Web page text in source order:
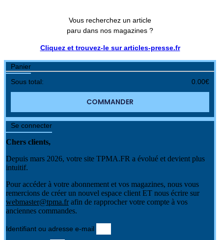
Vous recherchez un article
paru dans nos magazines ?
Cliquez et trouvez-le sur articles-presse.fr
Panier
Sous total:
0.00€
COMMANDER
Se connecter
Chers clients,
Depuis mars 2026, votre site TPMA.FR a évolué et devient plus
intuitif.
Pour accéder à votre abonnement et vos magazines, nous vous
remercions de créer un nouvel espace client ET nous écrire sur
webmaster@tpma.frafin de rapprocher votre compte à vos
anciennes commandes.
Identifiant ou adresse e-mail